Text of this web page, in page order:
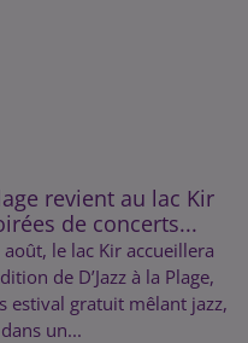
revient au lac Kir
de concerts...
le lac Kir accueillera
de D’Jazz à la Plage,
estival gratuit mêlant jazz,
un...